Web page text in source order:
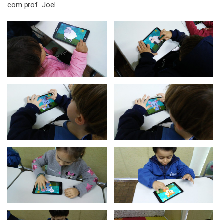
com prof. Joel